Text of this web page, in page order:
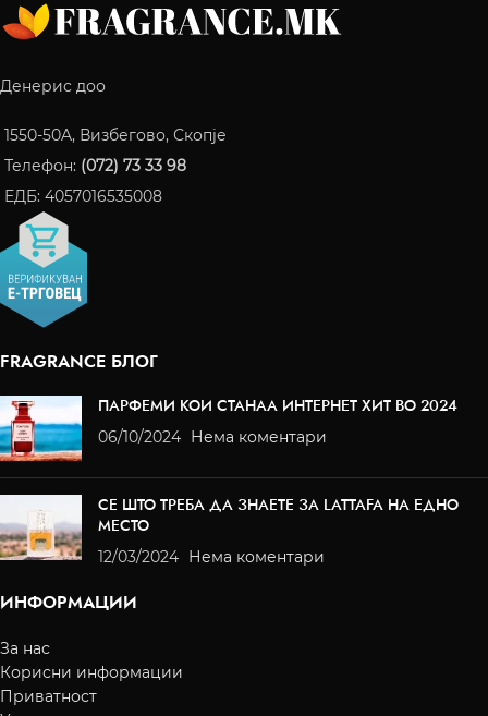
Денерис доо
1550-50A, Визбегово, Скопје
Телефон: (072) 73 33 98
ЕДБ: 4057016535008
FRAGRANCE БЛОГ
ПАРФЕМИ КОИ СТАНАА ИНТЕРНЕТ ХИТ ВО 2024
06/10/2024 Нема коментари
СЕ ШТО ТРЕБА ДА ЗНАЕТЕ ЗА LATTAFA НА ЕДНО
МЕСТО
12/03/2024 Нема коментари
ИНФОРМАЦИИ
За нас
Корисни информации
Приватност